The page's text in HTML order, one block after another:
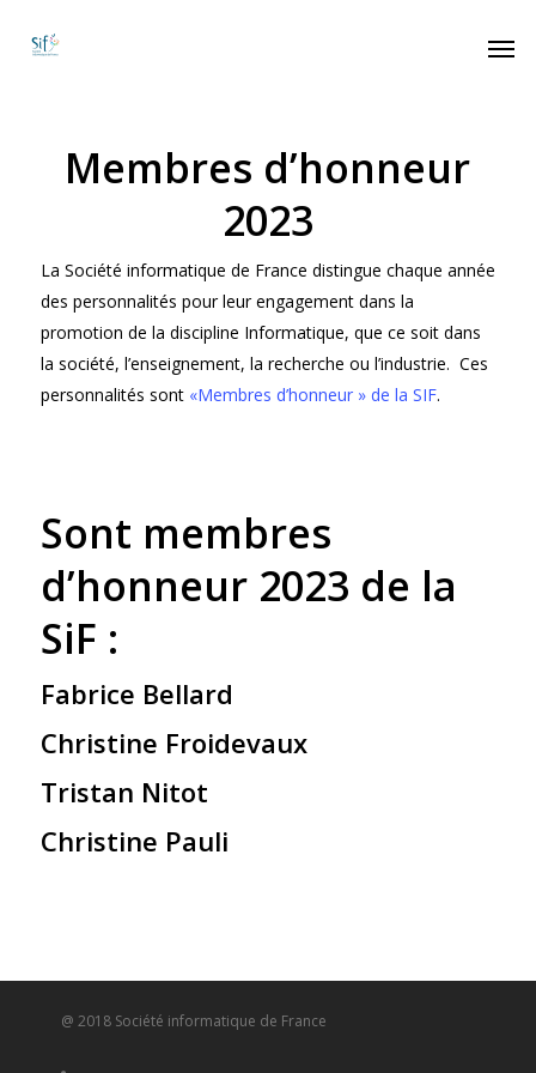
Membres d’honneur
2023
La Société informatique de France distingue chaque année
des personnalités pour leur engagement dans la
promotion de la discipline Informatique, que ce soit dans
la société, l’enseignement, la recherche ou l’industrie. Ces
personnalités sont «Membres d’honneur » de la SIF.
Sont membres
d’honneur 2023 de la
SiF :
Fabrice Bellard
Christine Froidevaux
Tristan Nitot
Christine Pauli
@ 2018 Société informatique de France